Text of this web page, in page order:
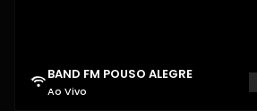
BAND FM POUSO ALEGRE
Ao Vivo
POETA